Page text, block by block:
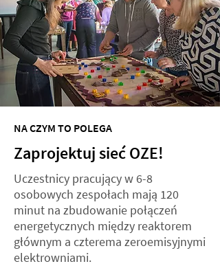
NA CZYM TO POLEGA
Zaprojektuj sieć OZE!
Uczestnicy pracujący w 6-8
osobowych zespołach mają 120
minut na zbudowanie połączeń
energetycznych między reaktorem
głównym a czterema zeroemisyjnymi
elektrowniami.